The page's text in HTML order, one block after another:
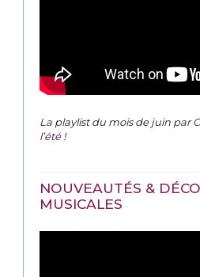
La playlist du mois de juin par
l’été !
NOUVEAUTÉS &
MUSICALES